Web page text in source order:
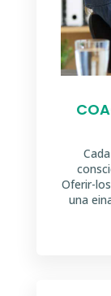
Oferir-
una